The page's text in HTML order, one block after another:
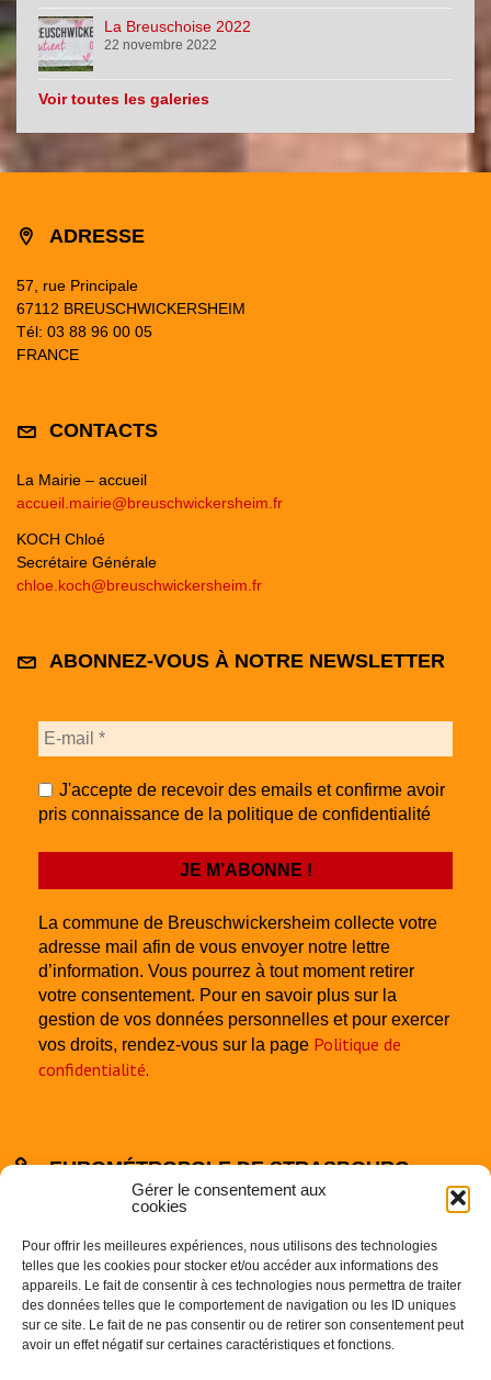
Gérer le consentement aux
cookies
Pour offrir les meilleures expériences, nous utilisons des technologies
telles que les cookies pour stocker et/ou accéder aux informations des
appareils. Le fait de consentir à ces technologies nous permettra de traiter
des données telles que le comportement de navigation ou les ID uniques
sur ce site. Le fait de ne pas consentir ou de retirer son consentement peut
avoir un effet négatif sur certaines caractéristiques et fonctions.
La Breuschoise 2022
22 novembre 2022
Voir toutes les galeries
ADRESSE
57, rue Principale
67112 BREUSCHWICKERSHEIM
Tél: 03 88 96 00 05
FRANCE
CONTACTS
La Mairie – accueil
accueil.mairie@breuschwickersheim.fr
KOCH Chloé
Secrétaire Générale
chloe.koch@breuschwickersheim.fr
ABONNEZ-VOUS À NOTRE NEWSLETTER
J'accepte de recevoir des emails et confirme avoir
pris connaissance de la politique de confidentialité
La commune de Breuschwickersheim collecte votre
adresse mail afin de vous envoyer notre lettre
d’information. Vous pourrez à tout moment retirer
votre consentement. Pour en savoir plus sur la
gestion de vos données personnelles et pour exercer
vos droits, rendez-vous sur la page Politique de
confidentialité.
EUROMÉTROPOLE DE STRASBOURG
Centre Administratif